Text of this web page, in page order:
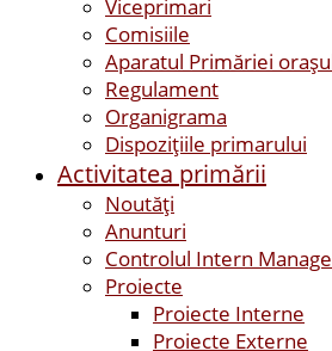
Viceprimari
Comisiile
Aparatul Primăriei
Regulament
Organigrama
Dispozițiile primarului
Activitatea primării
Noutăți
Anunturi
Controlul Intern
Proiecte
Proiecte Interne
Proiecte Externe